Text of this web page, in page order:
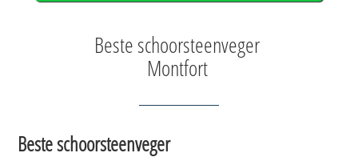
Beste schoorsteenveger
Montfort
Beste schoorsteenveger